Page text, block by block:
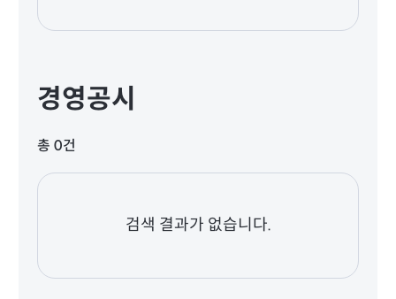
경영공시
총 0건
검색 결과가 없습니다.